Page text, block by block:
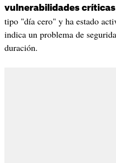
vulnerabilidades críticas
tipo "día cero" y ha estado
indica un problema de
duración.